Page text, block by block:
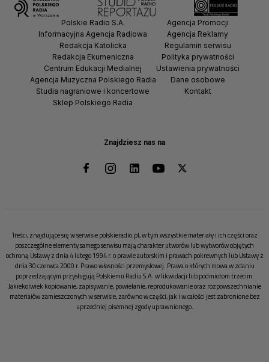
Znajdziesz nas na
Polskie Radio S.A.
Informacyjna Agencja Radiowa
Redakcja Katolicka
Redakcja Ekumeniczna
Centrum Edukacji Medialnej
Agencja Muzyczna Polskiego Radia
Studia nagraniowe i koncertowe
Sklep Polskiego Radia
Agencja Promocji
Agencja Reklamy
Regulamin serwisu
Polityka prywatności
Ustawienia prywatności
Dane osobowe
Kontakt
Treści, znajdujące się w serwisie polskieradio.pl, w tym wszystkie materiały i ich części oraz
poszczególne elementy samego serwisu mają charakter utworów lub wytworów objętych
ochroną Ustawy z dnia 4 lutego 1994 r. o prawie autorskim i prawach pokrewnych lub Ustawy z
dnia 30 czerwca 2000 r. Prawo własności przemysłowej. Prawa o których mowa w zdaniu
poprzedzającym przysługują Polskiemu Radiu S.A. w likwidacji lub podmiotom trzecim.
Jakiekolwiek kopiowanie, zapisywanie, powielanie, reprodukowanie oraz rozpowszechnianie
materiałów zamieszczonych w serwisie, zarówno w części, jak i w całości jest zabronione bez
uprzedniej pisemnej zgody uprawnionego.